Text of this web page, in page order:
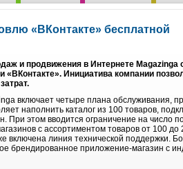
«ВКонтакте» бесплатной
и продвижения в Интернете
«ВКонтакте». Инициатива компании
включает четыре плана обслуживания,
наполнить каталог из 100 товаров,
При этом вводится ограничение на
с ассортиментом товаров от 100
включена линия технической
брендированное приложение-магазин с